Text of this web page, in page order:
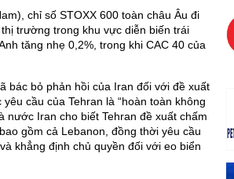
chỉ số STOXX 600 toàn châu Âu đi
trường trong khu vực diễn biến trái
tăng nhẹ 0,2%, trong khi CAC 40 của
bác bỏ phản hồi của Iran đối với đề xuất
cầu của Tehran là “hoàn toàn không
nước Iran cho biết Tehran đề xuất chấm
gồm cả Lebanon, đồng thời yêu cầu
khẳng định chủ quyền đối với eo biển